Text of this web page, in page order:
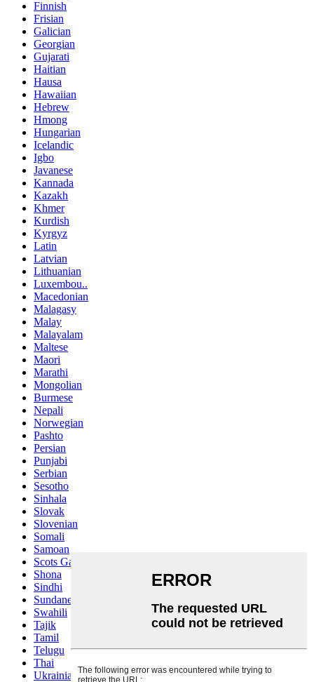
Finnish
Frisian
Galician
Georgian
Gujarati
Haitian
Hausa
Hawaiian
Hebrew
Hmong
Hungarian
Icelandic
Igbo
Javanese
Kannada
Kazakh
Khmer
Kurdish
Kyrgyz
Latin
Latvian
Lithuanian
Luxembou..
Macedonian
Malagasy
Malay
Malayalam
Maltese
Maori
Marathi
Mongolian
Burmese
Nepali
Norwegian
Pashto
Persian
Punjabi
Serbian
Sesotho
Sinhala
Slovak
Slovenian
Somali
Samoan
Scots Gaelic
Shona
Sindhi
Sundanese
Swahili
Tajik
Tamil
Telugu
Thai
Ukrainian